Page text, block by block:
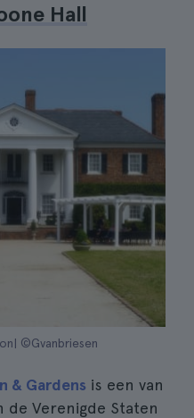
Hall
©Gvanbriesen
& Gardens is een van
de Verenigde Staten